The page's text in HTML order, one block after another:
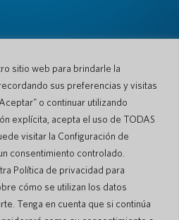
sitio web para brindarle la
sus preferencias y visitas
o continuar utilizando
explícita, acepta el uso de TODAS
visitar la Configuración de
consentimiento controlado.
Política de privacidad para
cómo se utilizan los datos
Tenga en cuenta que si continúa
Seguridad de bolsillo
Ventas comerciales
Política de privacidad
Términos de uso del sitio web